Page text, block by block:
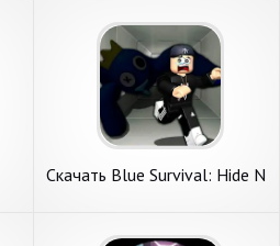
Скачать Blue Survival: Hide N